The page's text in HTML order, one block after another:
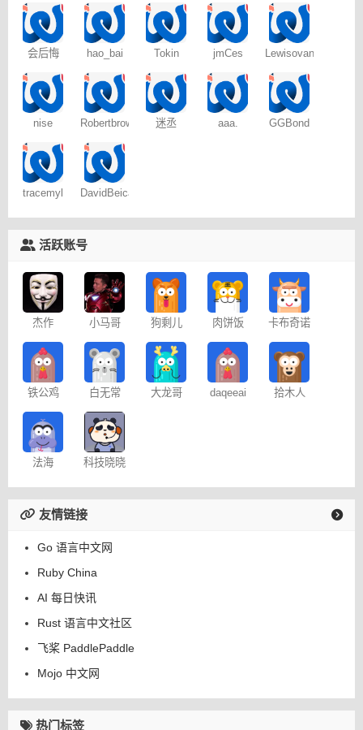
会后悔 hao_bai Tokin jmCes Lewisovant
nise Robertbrows 迷丞 aaa. GGBond
tracemyl DavidBeica
活跃账号
杰作 小马哥 狗剩儿 肉饼饭 卡布奇诺
铁公鸡 白无常 大龙哥 daqeeai 拾木人
法海 科技晓晓
友情链接
Go 语言中文网
Ruby China
AI 每日快讯
Rust 语言中文社区
飞桨 PaddlePaddle
Mojo 中文网
热门标签